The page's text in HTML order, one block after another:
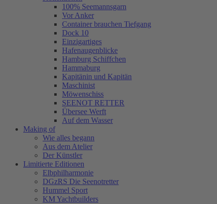
100% Seemannsgarn
Vor Anker
Container brauchen Tiefgang
Dock 10
Einzigartiges
Hafenaugen­blicke
Hamburg Schiffchen
Hammaburg
Kapitänin und Kapitän
Maschinist
Möwenschiss
SEENOT RETTER
Übersee Werft
Auf dem Wasser
Making of
Wie alles begann
Aus dem Atelier
Der Künstler
Limitierte Editionen
Elbphilharmonie
DGzRS Die Seenotretter
Hummel Sport
KM Yachtbuilders